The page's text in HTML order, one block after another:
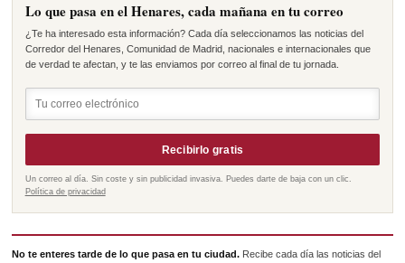
Lo que pasa en el Henares, cada mañana en tu correo
¿Te ha interesado esta información? Cada día seleccionamos las noticias del
Corredor del Henares, Comunidad de Madrid, nacionales e internacionales que
de verdad te afectan, y te las enviamos por correo al final de tu jornada.
Recibirlo gratis
Un correo al día. Sin coste y sin publicidad invasiva. Puedes darte de baja con un clic.
Política de privacidad
No te enteres tarde de lo que pasa en tu ciudad. Recibe cada día las noticias del